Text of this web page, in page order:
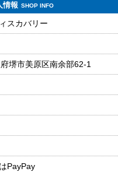
情報 SHOP INFO
スカバリー
堺市美原区南余部62-1
PayPay